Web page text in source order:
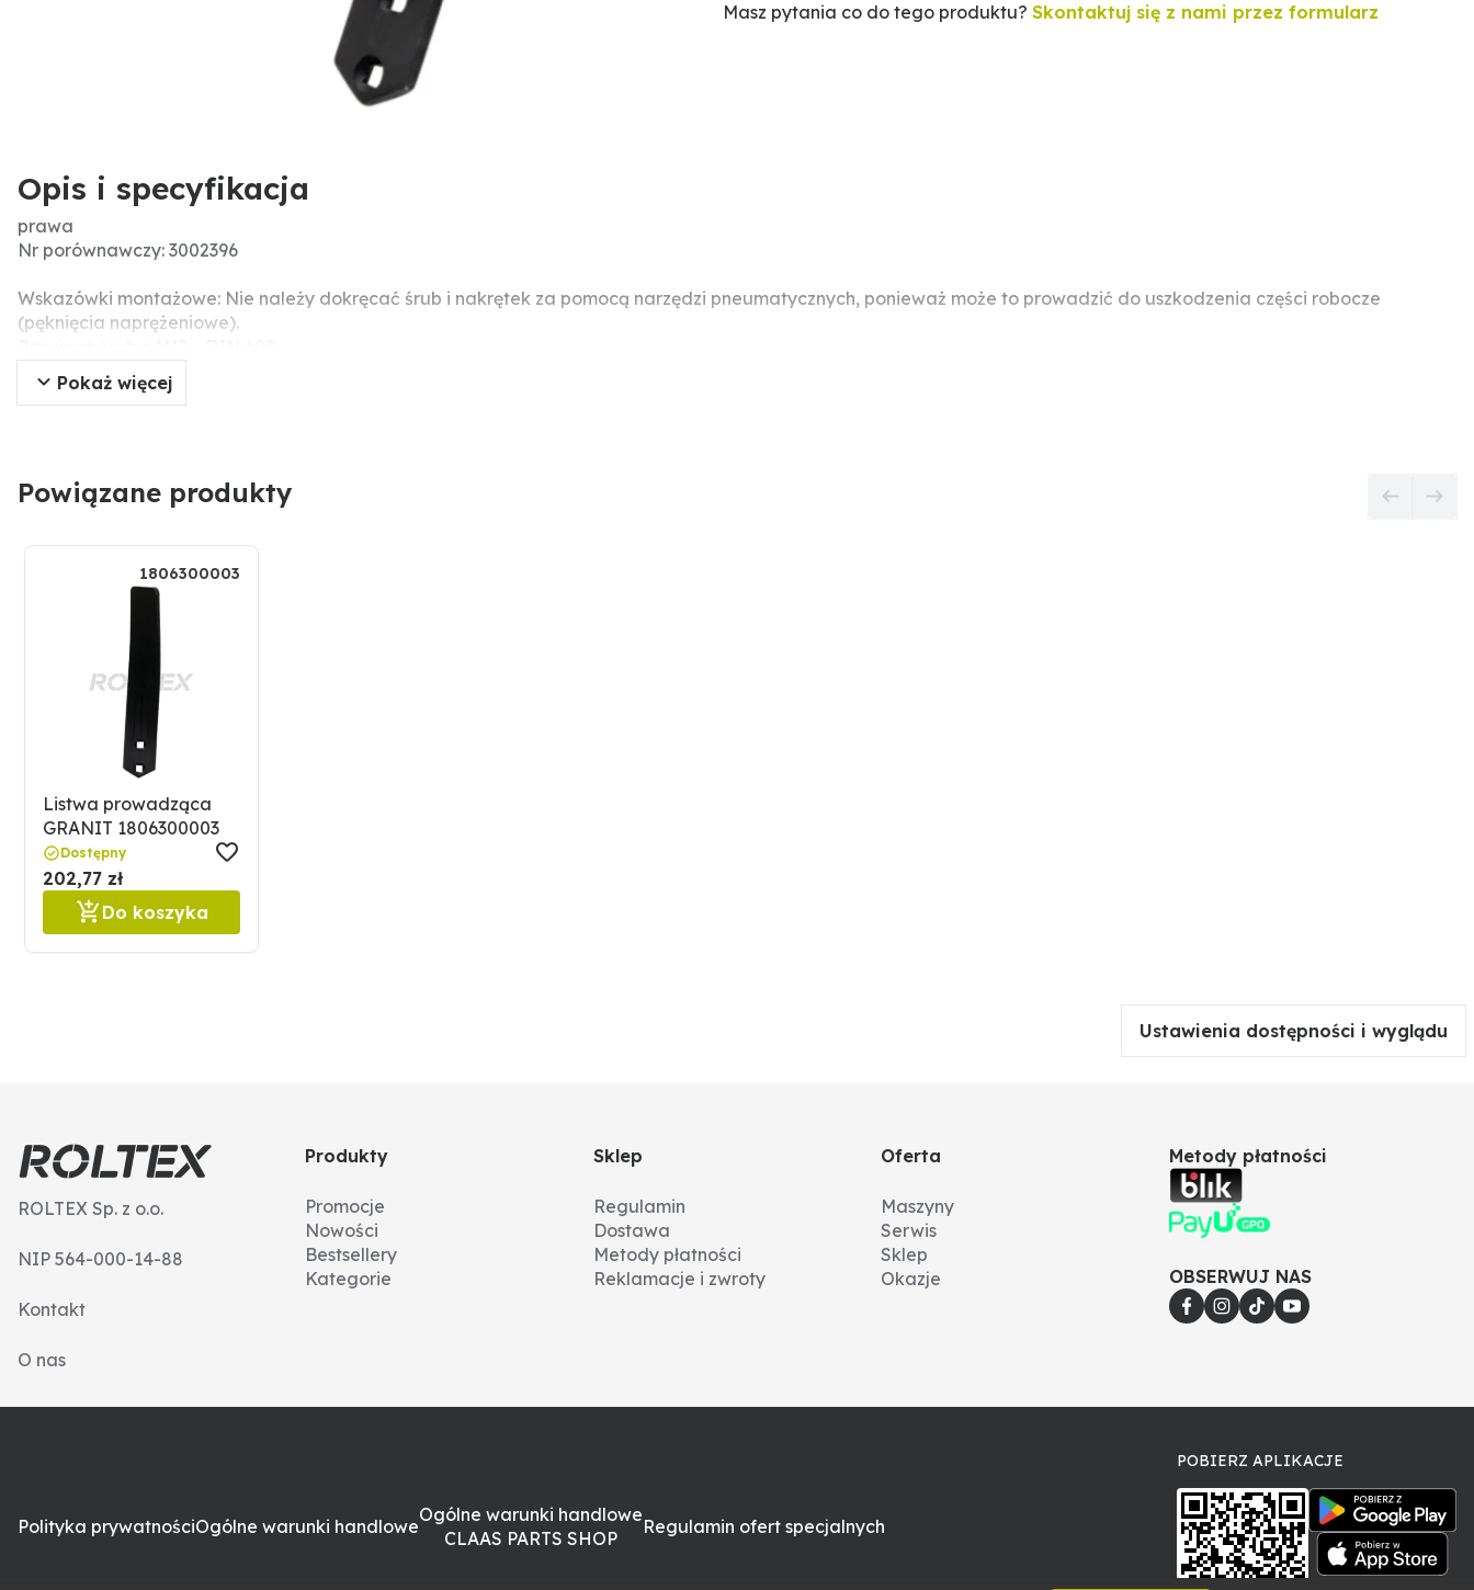
Masz pytania co do tego produktu? Skontaktuj się z nami przez formularz
Opis i specyfikacja
prawa
Nr porównawczy: 3002396
Wskazówki montażowe: Nie należy dokręcać śrub i nakrętek za pomocą narzędzi pneumatycznych, ponieważ może to prowadzić do uszkodzenia części robocze
(pęknięcia naprężeniowe).
Pokaż więcej
Powiązane produkty
1806300003
Listwa prowadząca
GRANIT 1806300003
Dostępny
202,77 zł
Do koszyka
Ustawienia dostępności i wyglądu
ROLTEX Sp. z o.o.
NIP 564-000-14-88
Kontakt
O nas
Produkty
Promocje
Nowości
Bestsellery
Kategorie
Sklep
Regulamin
Dostawa
Metody płatności
Reklamacje i zwroty
Oferta
Maszyny
Serwis
Sklep
Okazje
Metody płatności
OBSERWUJ NAS
Polityka prywatnościOgólne warunki handlowe
Ogólne warunki handlowe
CLAAS PARTS SHOP
Regulamin ofert specjalnych
POBIERZ APLIKACJE